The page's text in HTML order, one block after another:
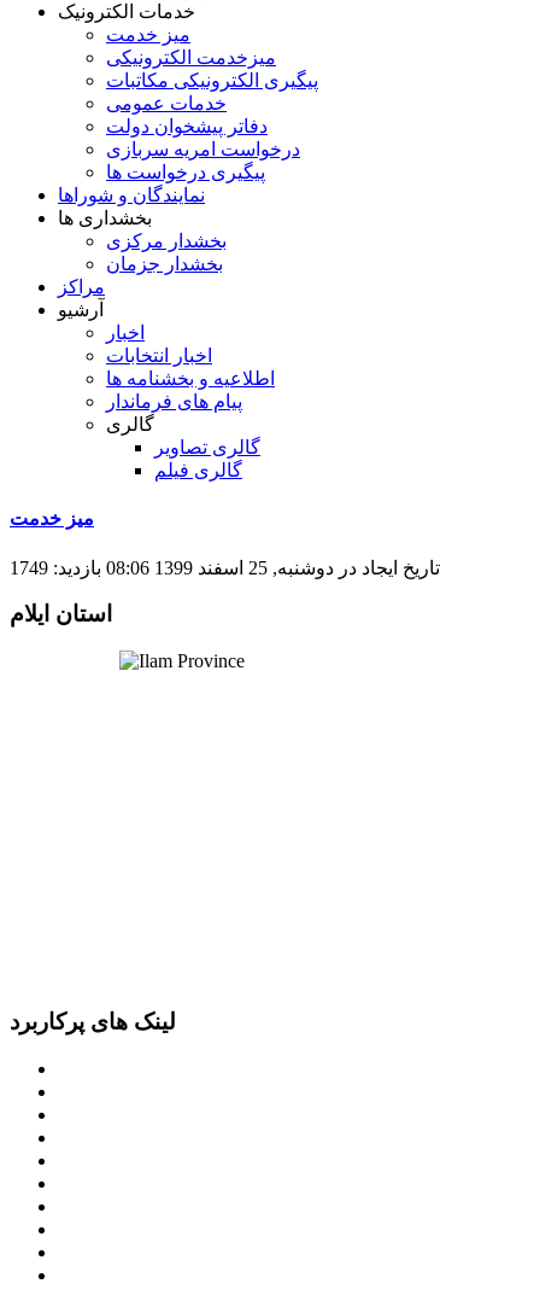
خدمات الکترونیک
میز خدمت
میزخدمت الکترونیکی
پیگیری الکترونیکی مکاتبات
خدمات عمومی
دفاتر پیشخوان دولت
درخواست امریه سربازی
پیگیری درخواست ها
نمایندگان و شوراها
بخشداری ها
بخشدار مرکزی
بخشدار جزمان
مراکز
آرشیو
اخبار
اخبار انتخابات
اطلاعیه و بخشنامه ها
پیام های فرماندار
گالری
گالری تصاویر
گالری فیلم
میز خدمت
تاریخ ایجاد در دوشنبه, 25 اسفند 1399 08:06 بازدید: 1749
استان ایلام
لینک های پرکاربرد